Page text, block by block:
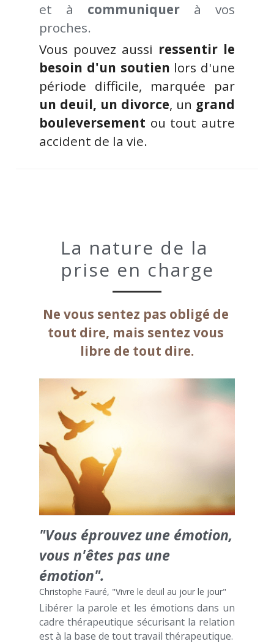
et à communiquer à vos
proches.
Vous pouvez aussi ressentir le
besoin d'un soutien lors d'une
un deuil, un divorce, un grand
bouleversement ou tout autre
accident de la vie.
La nature de la
prise en charge
Ne vous sentez pas obligé de
tout dire, mais sentez vous
libre de tout dire.
"Vous éprouvez une émotion,
vous n'êtes pas une
émotion".
Christophe Fauré, "Vivre le deuil au jour le jour"
Libérer la parole et les émotions dans un
cadre thérapeutique sécurisant la relation
est à la base de tout travail thérapeutique.